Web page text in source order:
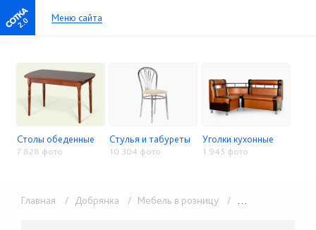
2.0 Меню сайта
Столы обеденные
7 828 фото
Стулья и табуреты
10 304 фото
Уголки кухонные
1 945 фото
Главная / Добрянка / Мебель в розницу / Столы, стулья, кухонные уголки